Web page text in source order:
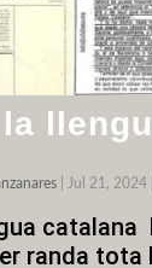
| Jul 21, 2024|
catalana
randa tota